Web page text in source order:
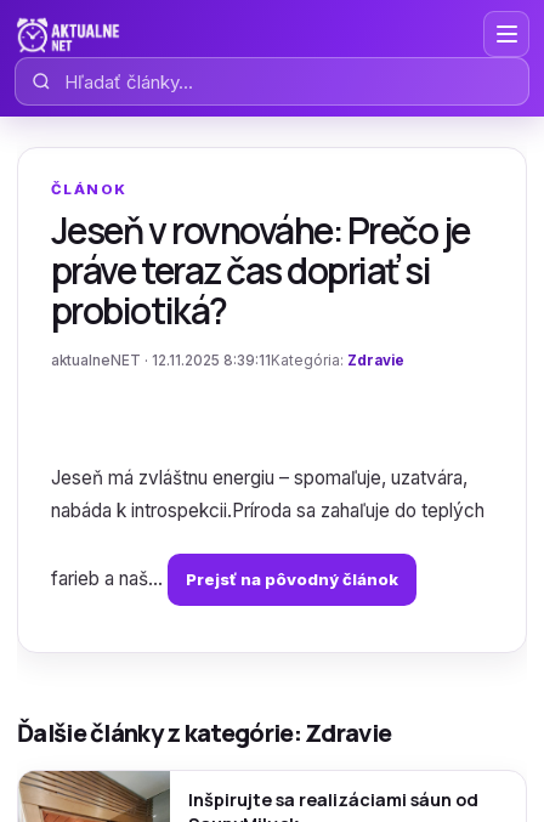
Hľadať články
ČLÁNOK
Jeseň v rovnováhe: Prečo je
práve teraz čas dopriať si
probiotiká?
aktualneNET · 12.11.2025 8:39:11 Kategória: Zdravie
Jeseň má zvláštnu energiu – spomaľuje, uzatvára,
nabáda k introspekcii.Príroda sa zahaľuje do teplých
farieb a naš... Prejsť na pôvodný článok
Ďalšie články z kategórie: Zdravie
Inšpirujte sa realizáciami sáun od